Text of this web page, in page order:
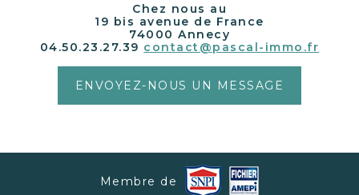
Chez nous au
19 bis avenue de France
74000 Annecy
04.50.23.27.39 contact@pascal-immo.fr
ENVOYEZ-NOUS UN MESSAGE
Membre de